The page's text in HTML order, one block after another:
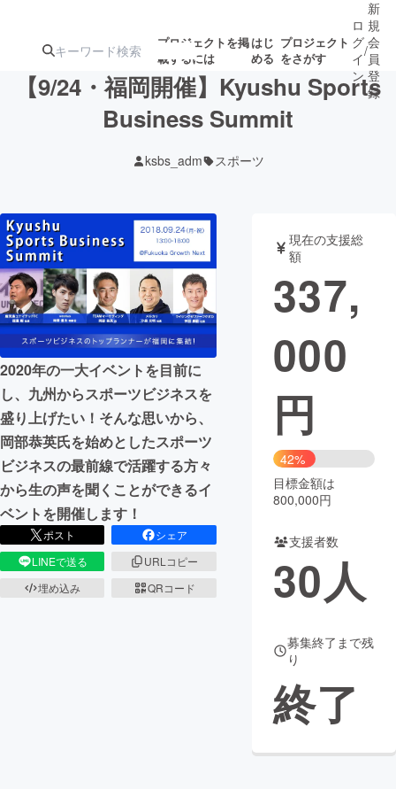
プロジェクトを掲
載するには
はじ
める
プロジェクト
をさがす
ジェクト
ロジェクト
アート・写真 音楽
テクノロジー・ガジェット ゲーム・サ
映像・映画
ビジネス・起業
まちづくり・地域活性化
CAMPFIRE for Social Good
CAMPFIRE Creation
CAMPFIREふるさと納税
コミュニティ
ロ
グ
イ
ン
/
新
規
会
員
登
録
【9/24・福岡開催】Kyushu Sports
Business Summit
ksbs_adm スポーツ
2020年の一大イベントを目前に
し、九州からスポーツビジネスを
盛り上げたい！そんな思いから、
岡部恭英氏を始めとしたスポーツ
ビジネスの最前線で活躍する方々
から生の声を聞くことができるイ
ベントを開催します！
ポスト
シェア
LINEで送る
URLコピー
埋め込み
QRコード
現在の支援総
額
337,
000
円
42%
目標金額は
800,000円
支援者数
30人
募集終了まで残
り
終了